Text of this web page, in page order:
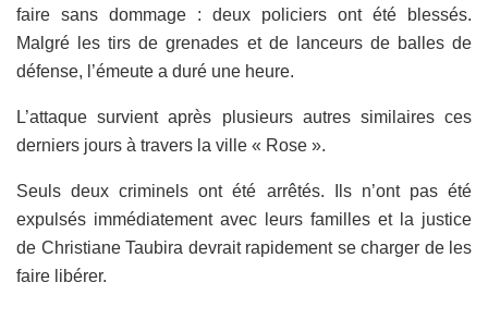
faire sans dommage : deux policiers ont été blessés.
Malgré les tirs de grenades et de lanceurs de balles de
défense, l’émeute a duré une heure.
L’attaque survient après plusieurs autres similaires ces
derniers jours à travers la ville « Rose ».
Seuls deux criminels ont été arrêtés. Ils n’ont pas été
expulsés immédiatement avec leurs familles et la justice
de Christiane Taubira devrait rapidement se charger de les
faire libérer.